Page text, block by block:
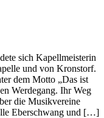
sich Kapellmeisterin
und von Kronstorf.
dem Motto „Das ist
Werdegang. Ihr Weg
die Musikvereine
Eberschwang und […]